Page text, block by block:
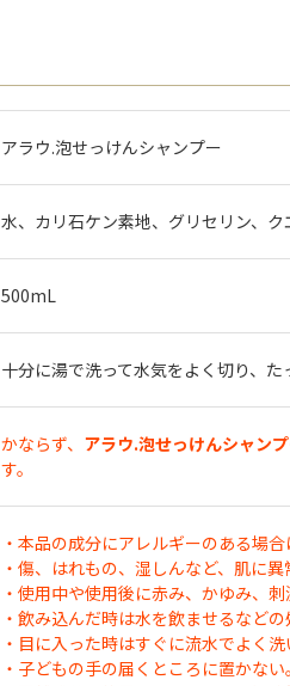
アラウ.泡せっけんシャンプー
水、カリ石ケン素地、グリセリン、
500mL
十分に湯で洗って水気をよく切り、
かならず、 アラウ.泡せっけんシャン
す。
・本品の成分にアレルギーのある場合
・傷、はれもの、湿しんなど、肌に異
・使用中や使用後に赤み、かゆみ、
・飲み込んだ時は水を飲ませるなどの
・目に入った時はすぐに流水でよく洗
・子どもの手の届くところに置かない。